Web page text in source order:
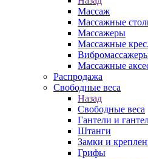
Массаж
Массажные
Массажеры
Массажные
Массажные
Распродажа
Свободные веса
Назад
Свободные веса
Гантели и
Штанги
Замки и
Грифы